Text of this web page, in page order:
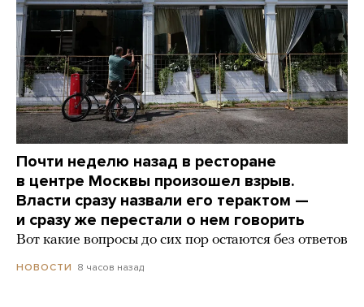
Почти неделю назад в ресторане
в центре Москвы произошел взрыв.
Власти сразу назвали его терактом —
и сразу же перестали о нем говорить
Вот какие вопросы до сих пор остаются без ответов
НОВОСТИ 8 часов назад